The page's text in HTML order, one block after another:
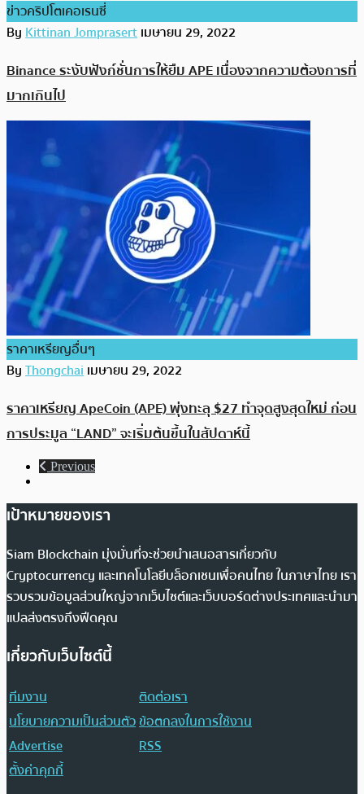
ข่าวคริปโตเคอเรนซี่
ByKittinan Jomprasertเมษายน 29, 2022
Binance ระงับฟังก์ชั่นการให้ยืม APE เนื่องจากความต้องการที่
มากเกินไป
ราคาเหรียญอื่นๆ
ByThongchaiเมษายน 29, 2022
ราคาเหรียญ ApeCoin (APE) พุ่งทะลุ $27 ทำจุดสูงสุดใหม่ ก่อน
การประมูล “LAND” จะเริ่มต้นขึ้นในสัปดาห์นี้
Previous
เป้าหมายของเรา
Siam Blockchain มุ่งมั่นที่จะช่วยนำเสนอสารเกี่ยวกับ
Cryptocurrency และเทคโนโลยีบล็อกเชนเพื่อคนไทย ในภาษาไทย เรา
รวบรวมข้อมูลส่วนใหญ่จากเว็บไซต์และเว็บบอร์ดต่างประเทศและนำมา
แปลส่งตรงถึงฟีดคุณ
เกี่ยวกับเว็บไซต์นี้
ทีมงาน
ติดต่อเรา
นโยบายความเป็นส่วนตัวข้อตกลงในการใช้งาน
Advertise
RSS
ตั้งค่าคุกกี้